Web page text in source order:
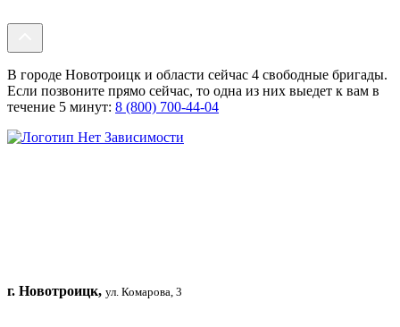
В городе Новотроицк и области сейчас 4 свободные бригады.
Если позвоните прямо сейчас, то одна из них выедет к вам в
течение 5 минут: 8 (800) 700-44-04
г. Новотроицк, ул. Комарова, 3